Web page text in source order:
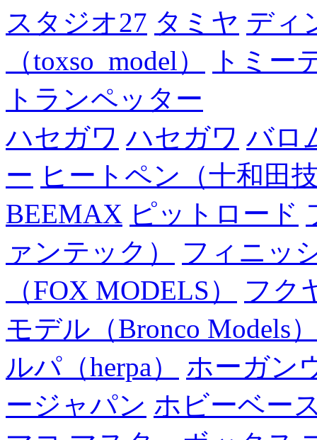
スタジオ27 タミヤ ディ
（toxso_model）
トミー
トランペッター
ハセガワ ハセガワ バロ
ー ヒートペン（十和田
BEEMAX ピットロード
ァンテック）
フィニッ
（FOX MODELS）
フク
モデル（Bronco Models
ルパ（herpa）
ホーガン
ージャパン ホビーベー